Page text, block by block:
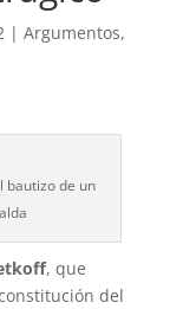
| Argumentos,
bautizo de un
, que
del